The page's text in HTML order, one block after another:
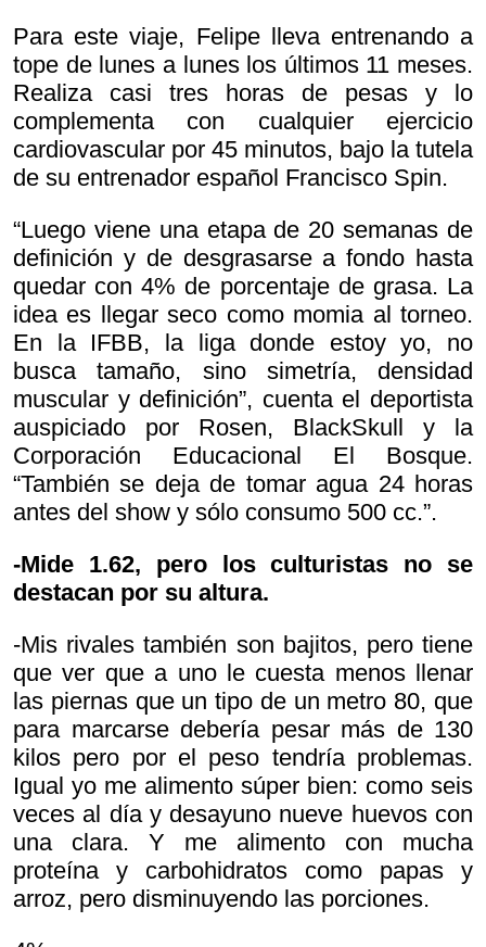
Para este viaje, Felipe lleva entrenando a
tope de lunes a lunes los últimos 11 meses.
Realiza casi tres horas de pesas y lo
complementa con cualquier ejercicio
cardiovascular por 45 minutos, bajo la tutela
de su entrenador español Francisco Spin.
“Luego viene una etapa de 20 semanas de
definición y de desgrasarse a fondo hasta
quedar con 4% de porcentaje de grasa. La
idea es llegar seco como momia al torneo.
En la IFBB, la liga donde estoy yo, no
busca tamaño, sino simetría, densidad
muscular y definición”, cuenta el deportista
auspiciado por Rosen, BlackSkull y la
Corporación Educacional El Bosque.
“También se deja de tomar agua 24 horas
antes del show y sólo consumo 500 cc.”.
-Mide 1.62, pero los culturistas no se
destacan por su altura.
-Mis rivales también son bajitos, pero tiene
que ver que a uno le cuesta menos llenar
las piernas que un tipo de un metro 80, que
para marcarse debería pesar más de 130
kilos pero por el peso tendría problemas.
Igual yo me alimento súper bien: como seis
veces al día y desayuno nueve huevos con
una clara. Y me alimento con mucha
proteína y carbohidratos como papas y
arroz, pero disminuyendo las porciones.